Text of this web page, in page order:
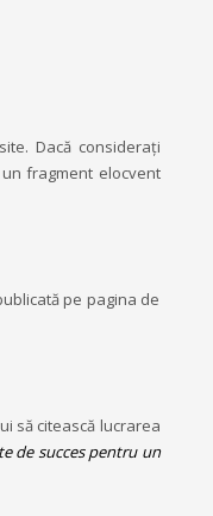
Dacă considerați
fragment elocvent
pe pagina de
să citească lucrarea
de succes pentru un